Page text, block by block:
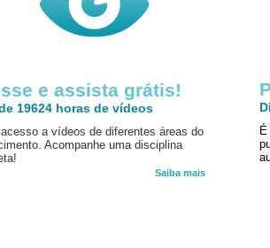
e assista grátis!
19624 horas de vídeos
a vídeos de diferentes áreas do
Acompanhe uma disciplina
Saiba mais